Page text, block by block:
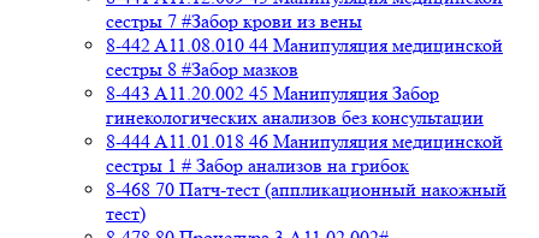
сестры 7 #Забор крови из вены
8-442 A11.08.010 44 Манипуляция медицинской
сестры 8 #Забор мазков
8-443 A11.20.002 45 Манипуляция Забор
гинекологических анализов без консультации
8-444 A11.01.018 46 Манипуляция медицинской
сестры 1 # Забор анализов на грибок
8-468 70 Патч-тест (аппликационный накожный
тест)